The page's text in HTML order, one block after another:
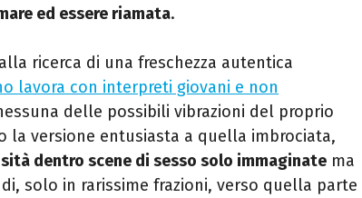
ed essere riamata.
ricerca di una freschezza autentica
lavora con interpreti giovani e non
delle possibili vibrazioni del proprio
la versione entusiasta a quella imbrociata,
dentro scene di sesso solo immaginate ma
solo in rarissime frazioni, verso quella parte